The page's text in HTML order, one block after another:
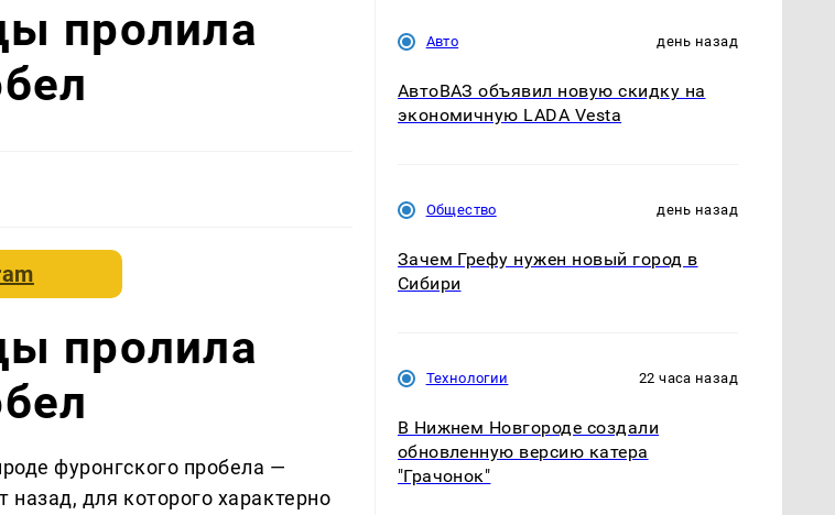
пролила
пролила
фуронгского пробела —
для которого характерно
Авто день назад
АвтоВАЗ объявил новую скидку на
экономичную LADA Vesta
Общество день назад
Зачем Грефу нужен новый город в
Сибири
Технологии 22 часа назад
В Нижнем Новгороде создали
обновленную версию катера
"Грачонок"